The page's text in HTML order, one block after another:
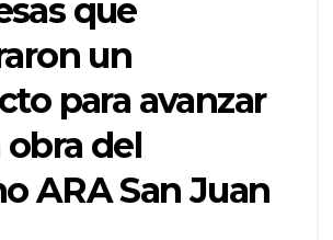
que
un
para avanzar
obra del
ARA San Juan